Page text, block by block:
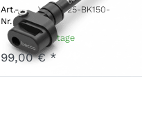
Art.-
Nr.
V-TA12-25-BK150-
188
3 - 7 Werktage
99,00 € *